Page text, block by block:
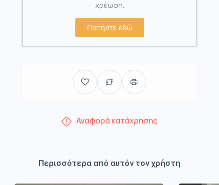
χρέωση.
Πατήστε εδώ
Αναφορά κατάχρησης
Περισσότερα από αυτόν τον χρήστη